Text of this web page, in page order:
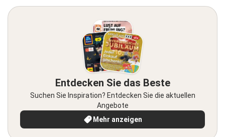
Entdecken Sie das Beste
Suchen Sie Inspiration? Entdecken Sie die aktuellen
Angebote
Mehr anzeigen